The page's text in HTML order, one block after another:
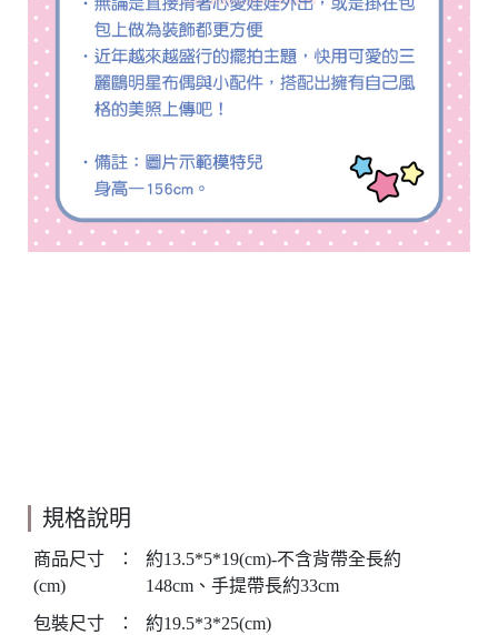
規格說明
商品尺寸
(cm)
：
約13.5*5*19(cm)-不含背帶全長約
148cm、手提帶長約33cm
包裝尺寸
： 約19.5*3*25(cm)